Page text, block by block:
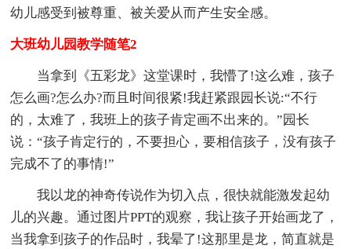
幼儿感受到被尊重、被关爱从而产生安全感。
大班幼儿园教学随笔2
当拿到《五彩龙》这堂课时，我懵了!这么难，孩子
怎么画?怎么办?而且时间很紧!我赶紧跟园长说:“不行
的，太难了，我班上的孩子肯定画不出来的。”园长
说：“孩子肯定行的，不要担心，要相信孩子，没有孩子
完成不了的事情!”
我以龙的神奇传说作为切入点，很快就能激发起幼
儿的兴趣。通过图片PPT的观察，我让孩子开始画龙了，
当我拿到孩子的作品时，我晕了!这那里是龙，简直就是